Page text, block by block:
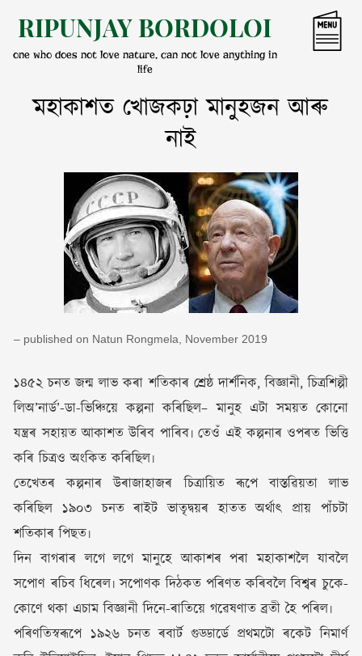
content
RIPUNJAY BORDOLOI
one who does not love nature, can not love anything in
life
মহাকাশত খোজকঢ়া মানুহজন আৰু
নাই
– published on Natun Rongmela, November 2019
১৪৫২ চনত জন্ম লাভ কৰা শতিকাৰ শ্ৰেষ্ঠ দাৰ্শনিক, বিজ্ঞানী, চিত্ৰশিল্পী
লিঅ’নাৰ্ড’-ডা-ভিঞ্চিয়ে কল্পনা কৰিছিল– মানুহ এটা সময়ত কোনো
যন্ত্ৰৰ সহায়ত আকাশত উৰিব পাৰিব৷ তেওঁ এই কল্পনাৰ ওপৰত ভিত্তি
কৰি চিত্ৰও অংকিত কৰিছিল৷
তেখেতৰ কল্পনাৰ উৰাজাহাজৰ চিত্ৰায়িত ৰূপে বাস্তৱিয়তা লাভ
কৰিছিল ১৯০৩ চনত ৰাইট ভাতৃদ্বয়ৰ হাতত অৰ্থাৎ প্ৰায় পাঁচটা
শতিকাৰ পিছত৷
দিন বাগৰাৰ লগে লগে মানুহে আকাশৰ পৰা মহাকাশলৈ যাবলৈ
সপোণ ৰচিব ধিৰেল৷ সপোণক দিঠকত পৰিণত কৰিবলৈ বিশ্বৰ চুকে-
কোণে থকা এচাম বিজ্ঞানী দিনে-ৰাতিয়ে গৱেষণাত ব্ৰতী হৈ পৰিল৷
পৰিণতিস্বৰূপে ১৯২৬ চনত ৰবাৰ্ট গুড্ডাৰ্ডে প্ৰথমটো ৰকেট নিমাৰ্ণ